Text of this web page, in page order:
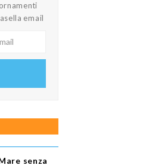
email
senza